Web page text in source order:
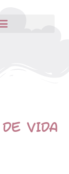
VIDA